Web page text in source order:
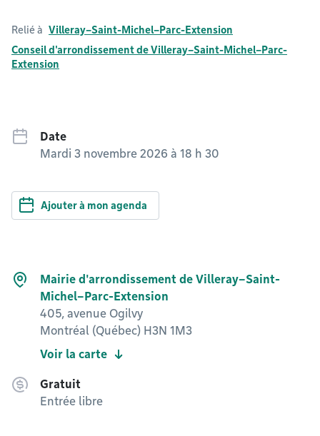
Relié à Villeray–Saint-Michel–Parc-Extension
Conseil d'arrondissement de Villeray–Saint-Michel–Parc-
Extension
Date
Mardi 3 novembre 2026 à 18 h 30
Ajouter à mon agenda
Mairie d'arrondissement de Villeray–Saint-
Michel–Parc-Extension
405, avenue Ogilvy
Montréal (Québec) H3N 1M3
Voir la carte
Gratuit
Entrée libre